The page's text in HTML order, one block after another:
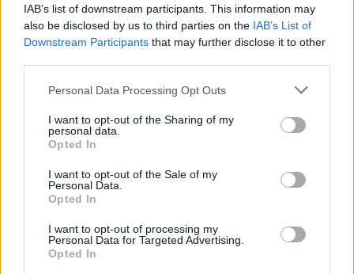
IAB’s list of downstream participants. This information may
also be disclosed by us to third parties on the IAB’s List of
Downstream Participants that may further disclose it to other
Please note that this website/app uses one or more Google
not limited to your visit or usage behaviour. You may click to
grant or deny consent to Google and its third-party tags to
use your data for below specified purposes in below Google
consent section.
Personal Data Processing Opt Outs
I want to opt-out of the Sharing of my
personal data.
Opted In
I want to opt-out of the Sale of my
Personal Data.
Opted In
I want to opt-out of processing my
Personal Data for Targeted Advertising.
Opted In
Ahogy a bécsi képre, úgy a tataira is
ráfestette a művész a színház korabeli
közönségét. Míg azonban a Burgtheater
nézőterét benépesítő alakok mindegyike név
szerint ismert, a tatai képnek csak kevés
szereplőjét tudta azonosítani az utókor.
Czibula Katalin elmondta: az elveszett tatai
festménnyel megegyező, mintegy 120-szor
70 centiméteres reprodukció a Collegium
Hungaricum tulajdonát képezi és az
intézetben állítják ki. Hozzátette: reméli, hogy
a későbbiekben máshol is be tudják majd
mutatni a színes reprodukciót.
Forrás: